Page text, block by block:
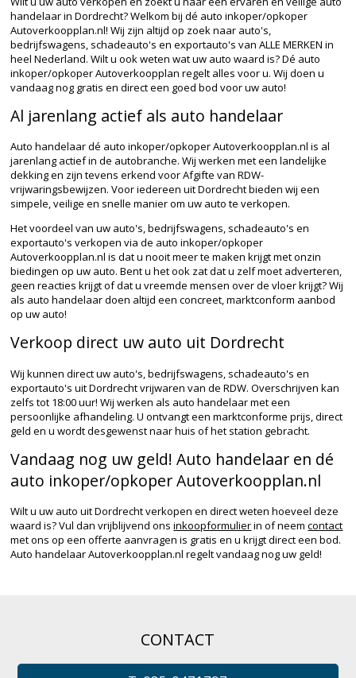
handelaar in Dordrecht? Welkom bij dé auto inkoper/opkoper
Autoverkoopplan.nl! Wij zijn altijd op zoek naar auto's,
bedrijfswagens, schadeauto's en exportauto's van ALLE MERKEN in
heel Nederland. Wilt u ook weten wat uw auto waard is? Dé auto
inkoper/opkoper Autoverkoopplan regelt alles voor u. Wij doen u
vandaag nog gratis en direct een goed bod voor uw auto!
Al jarenlang actief als auto handelaar
Auto handelaar dé auto inkoper/opkoper Autoverkoopplan.nl is al
jarenlang actief in de autobranche. Wij werken met een landelijke
dekking en zijn tevens erkend voor Afgifte van RDW-
vrijwaringsbewijzen. Voor iedereen uit Dordrecht bieden wij een
simpele, veilige en snelle manier om uw auto te verkopen.
Het voordeel van uw auto's, bedrijfswagens, schadeauto's en
exportauto's verkopen via de auto inkoper/opkoper
Autoverkoopplan.nl is dat u nooit meer te maken krijgt met onzin
biedingen op uw auto. Bent u het ook zat dat u zelf moet adverteren,
geen reacties krijgt of dat u vreemde mensen over de vloer krijgt? Wij
als auto handelaar doen altijd een concreet, marktconform aanbod
op uw auto!
Verkoop direct uw auto uit Dordrecht
Wij kunnen direct uw auto's, bedrijfswagens, schadeauto's en
exportauto's uit Dordrecht vrijwaren van de RDW. Overschrijven kan
zelfs tot 18:00 uur! Wij werken als auto handelaar met een
persoonlijke afhandeling. U ontvangt een marktconforme prijs, direct
geld en u wordt desgewenst naar huis of het station gebracht.
Vandaag nog uw geld! Auto handelaar en dé
auto inkoper/opkoper Autoverkoopplan.nl
Wilt u uw auto uit Dordrecht verkopen en direct weten hoeveel deze
waard is? Vul dan vrijblijvend onsinkoopformulierin of neemcontact
met ons op een offerte aanvragen is gratis en u krijgt direct een bod.
Auto handelaar Autoverkoopplan.nl regelt vandaag nog uw geld!
CONTACT